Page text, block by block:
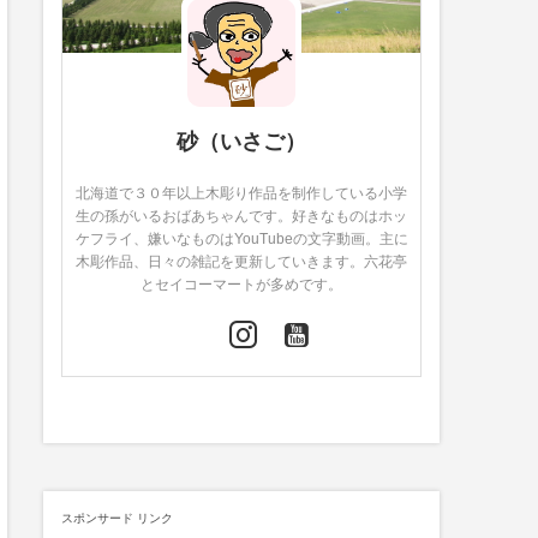
砂（いさご）
北海道で３０年以上木彫り作品を制作している小学
生の孫がいるおばあちゃんです。好きなものはホッ
ケフライ、嫌いなものはYouTubeの文字動画。主に
木彫作品、日々の雑記を更新していきます。六花亭
とセイコーマートが多めです。
スポンサード リンク